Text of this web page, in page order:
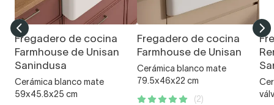
Fregadero de cocina
Farmhouse de Unisan
Sanindusa
Cerámica blanco mate
59x45.8x25 cm
Fregadero de cocina
Farmhouse de Unisan
Cerámica blanco mate
79.5x46x22 cm
(2)